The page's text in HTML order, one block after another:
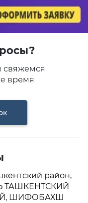
свяжемся
время
район,
ТАШКЕНТСКИЙ
ШИФОБАХШ